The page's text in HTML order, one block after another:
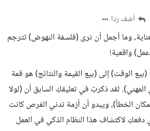
أضف ردا
وما أجمل أن نرى (فلسفة النهوض) تترجم
واقعية!
الوقت) إلى (بيع القيمة والنتائج) هو قمة
لقد ذكرتِ في تعليقكِ السابق أن (لولا
الخطأ)، ويبدو أن أزمة تدني الفرص كانت
دفعكِ لاكتشاف هذا النظام الذكي في العمل